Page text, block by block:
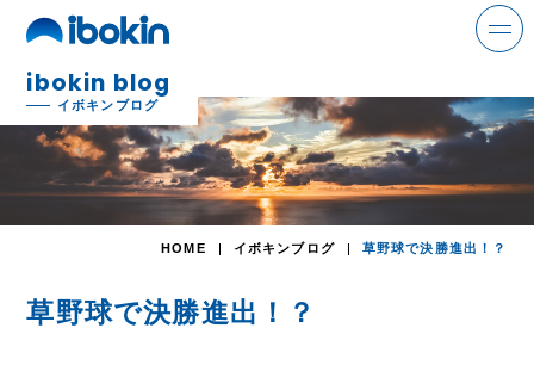
search
解体事業
ibokin blog
イボキンブログ
HOME イボキンブログ 草野球で決勝進出！？
草野球で決勝進出！？